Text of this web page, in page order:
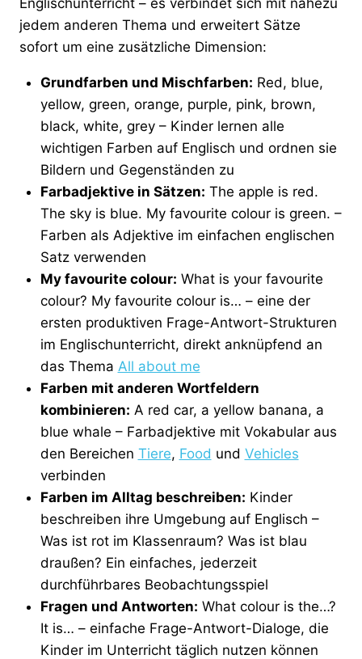
jedem anderen Thema und erweitert Sätze
sofort um eine zusätzliche Dimension:
Grundfarben und Mischfarben: Red, blue,
yellow, green, orange, purple, pink, brown,
black, white, grey – Kinder lernen alle
wichtigen Farben auf Englisch und ordnen sie
Bildern und Gegenständen zu
Farbadjektive in Sätzen: The apple is red.
The sky is blue. My favourite colour is green. –
Farben als Adjektive im einfachen englischen
Satz verwenden
My favourite colour: What is your favourite
colour? My favourite colour is… – eine der
ersten produktiven Frage-Antwort-Strukturen
im Englischunterricht, direkt anknüpfend an
das Thema All about me
Farben mit anderen Wortfeldern
kombinieren: A red car, a yellow banana, a
blue whale – Farbadjektive mit Vokabular aus
den Bereichen Tiere, Food und Vehicles
verbinden
Farben im Alltag beschreiben: Kinder
beschreiben ihre Umgebung auf Englisch –
Was ist rot im Klassenraum? Was ist blau
draußen? Ein einfaches, jederzeit
durchführbares Beobachtungsspiel
Fragen und Antworten: What colour is the…?
It is… – einfache Frage-Antwort-Dialoge, die
Kinder im Unterricht täglich nutzen können